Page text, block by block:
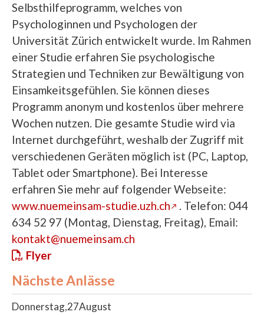
Selbsthilfeprogramm, welches von
Psychologinnen und Psychologen der
Universität Zürich entwickelt wurde. Im Rahmen
einer Studie erfahren Sie psychologische
Strategien und Techniken zur Bewältigung von
Einsamkeitsgefühlen. Sie können dieses
Programm anonym und kostenlos über mehrere
Wochen nutzen. Die gesamte Studie wird via
Internet durchgeführt, weshalb der Zugriff mit
verschiedenen Geräten möglich ist (PC, Laptop,
Tablet oder Smartphone). Bei Interesse
erfahren Sie mehr auf folgender Webseite:
www.nuemeinsam-studie.uzh.ch
. Telefon: 044
634 52 97 (Montag, Dienstag, Freitag), Email:
kontakt@nuemeinsam.ch
Flyer
Nächste Anlässe
Donnerstag27August